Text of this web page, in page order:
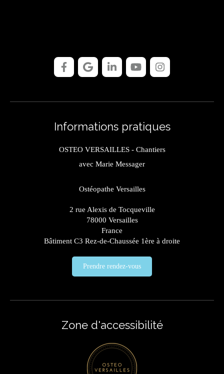
Informations pratiques
OSTEO VERSAILLES - Chantiers
avec Marie Messager
Ostéopathe Versailles
2 rue Alexis de Tocqueville
78000 Versailles
France
Bâtiment C3 Rez-de-Chaussée 1ère à droite
Prendre rendez-vous
Zone d'accessibilité